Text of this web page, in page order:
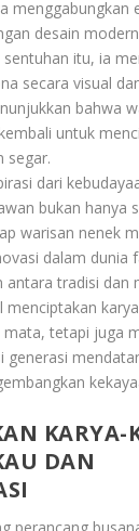
menggabungkan
desain
itu, ia
secara visual
bahwa
untuk
segar.
dari
bukan hanya
warisan nenek
dalam dunia
antara tradisi dan
menciptakan
tetapi juga
generasi
KARYA-
DAN